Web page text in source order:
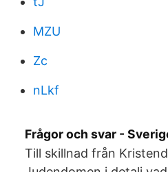
MZU
Zc
nLkf
Frågor och svar -
Till skillnad från